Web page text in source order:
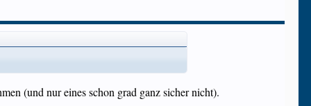
(und nur eines schon grad ganz sicher nicht).